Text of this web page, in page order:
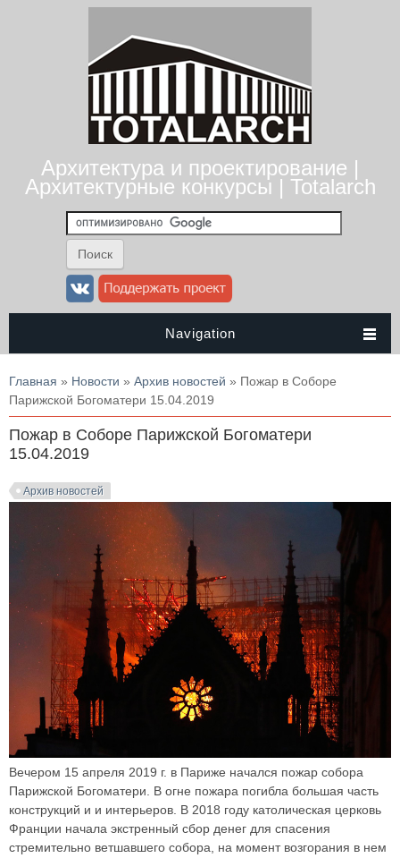
Архитектура и проектирование |
Архитектурные конкурсы | Totalarch
Navigation
Вы здесь
Главная » Новости » Архив новостей » Пожар в Соборе
Парижской Богоматери 15.04.2019
Пожар в Соборе Парижской Богоматери
15.04.2019
Архив новостей
Вечером 15 апреля 2019 г. в Париже начался пожар собора
Парижской Богоматери. В огне пожара погибла большая часть
конструкций и и интерьеров. В 2018 году католическая церковь
Франции начала экстренный сбор денег для спасения
стремительно ветшавшего собора, на момент возгорания в нем